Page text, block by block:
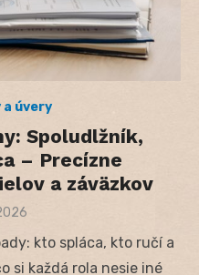
a úvery
Spoludlžník,
– Precízne
a záväzkov
kto spláca, kto ručí a
si každá rola nesie iné